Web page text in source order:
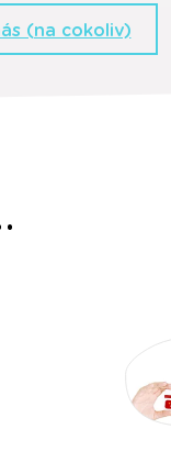
(na cokoliv)